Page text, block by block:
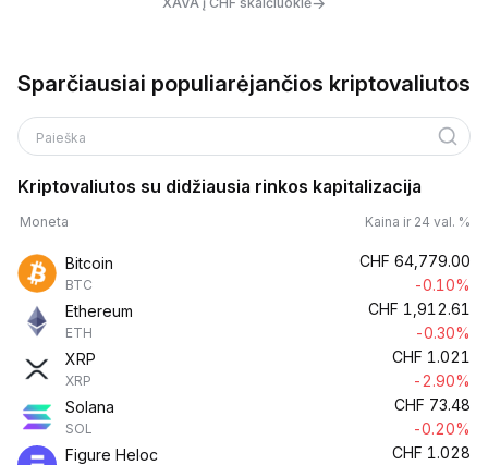
Sparčiausiai populiarėjančios kriptovaliutos
Paieška
Kriptovaliutos su didžiausia rinkos kapitalizacija
Moneta Kaina ir 24 val. %
Bitcoin
BTC
CHF 64,779.00
-0.10%
Ethereum
ETH
CHF 1,912.61
-0.30%
XRP
XRP
CHF 1.021
-2.90%
Solana
SOL
CHF 73.48
-0.20%
Figure Heloc
CHF 1.028